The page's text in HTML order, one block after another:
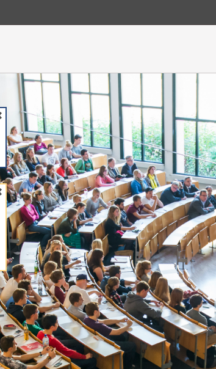
Hauptnavigation